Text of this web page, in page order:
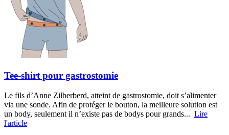
Tee-shirt pour gastrostomie
Le fils d’Anne Zilberberd, atteint de gastrostomie, doit s’alimenter
via une sonde. Afin de protéger le bouton, la meilleure solution est
un body, seulement il n’existe pas de bodys pour grands... Lire
l'article